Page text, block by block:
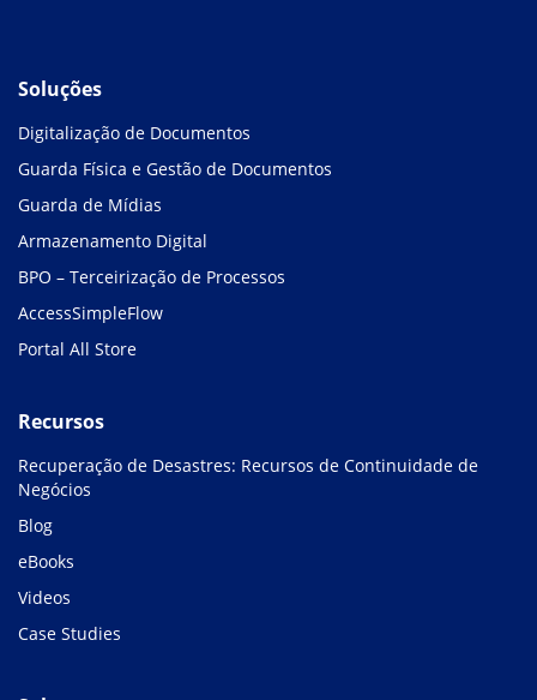
Soluções
Digitalização de Documentos
Guarda Física e Gestão de Documentos
Guarda de Mídias
Armazenamento Digital
BPO – Terceirização de Processos
AccessSimpleFlow
Portal All Store
Recursos
Recuperação de Desastres: Recursos de Continuidade de
Negócios
Blog
eBooks
Videos
Case Studies